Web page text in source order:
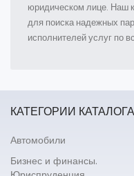
юридическом лице. Наш
для поиска надежных
исполнителей услуг по
КАТЕГОРИИ КАТАЛОГА
Автомобили
Бизнес и финансы.